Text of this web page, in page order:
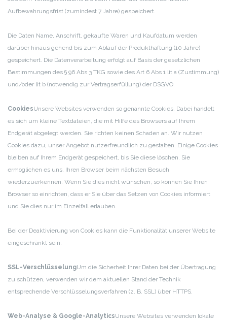
Aufbewahrungsfrist (zumindest 7 Jahre) gespeichert.
Die Daten Name, Anschrift, gekaufte Waren und Kaufdatum werden
darüber hinaus gehend bis zum Ablauf der Produkthaftung (10 Jahre)
gespeichert. Die Datenverarbeitung erfolgt auf Basis der gesetzlichen
Bestimmungen des § 96 Abs 3 TKG sowie des Art 6 Abs 1 lit a (Zustimmung)
und/oder lit b (notwendig zur Vertragserfüllung) der DSGVO.
CookiesUnsere Websites verwenden so genannte Cookies. Dabei handelt
es sich um kleine Textdateien, die mit Hilfe des Browsers auf Ihrem
Endgerät abgelegt werden. Sie richten keinen Schaden an. Wir nutzen
Cookies dazu, unser Angebot nutzerfreundlich zu gestalten. Einige Cookies
bleiben auf Ihrem Endgerät gespeichert, bis Sie diese löschen. Sie
ermöglichen es uns, Ihren Browser beim nächsten Besuch
wiederzuerkennen. Wenn Sie dies nicht wünschen, so können Sie Ihren
Browser so einrichten, dass er Sie über das Setzen von Cookies informiert
und Sie dies nur im Einzelfall erlauben.
Bei der Deaktivierung von Cookies kann die Funktionalität unserer Website
eingeschränkt sein.
SSL-VerschlüsselungUm die Sicherheit Ihrer Daten bei der Übertragung
zu schützen, verwenden wir dem aktuellen Stand der Technik
entsprechende Verschlüsselungsverfahren (z. B. SSL) über HTTPS.
Web-Analyse & Google-AnalyticsUnsere Websites verwenden lokale